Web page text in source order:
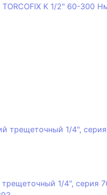
K 1/2" 60-300
1/4", серия